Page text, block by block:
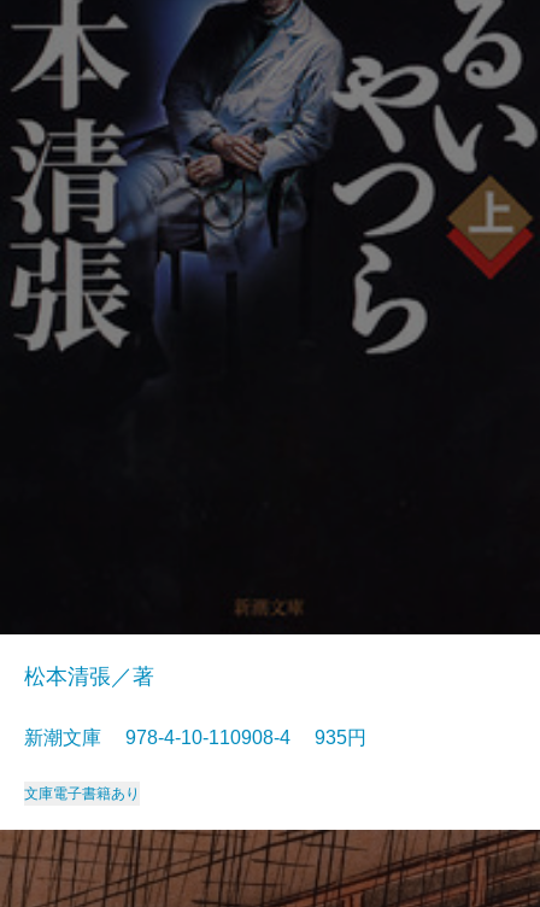
松本清張／著
新潮文庫 978-4-10-110908-4 935円
文庫電子書籍あり